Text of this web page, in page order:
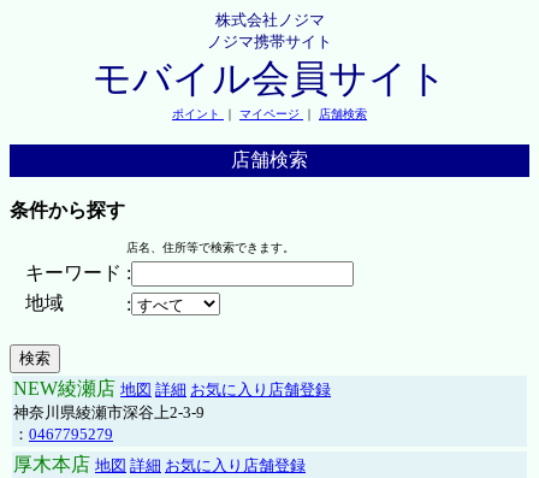
株式会社ノジマ
ノジマ携帯サイト
モバイル会員サイト
ポイント ｜ マイページ ｜ 店舗検索
店舗検索
条件から探す
店名、住所等で検索できます。
キーワード :
地域
:
NEW綾瀬店 地図 詳細 お気に入り店舗登録
神奈川県綾瀬市深谷上2-3-9
： 0467795279
厚木本店 地図 詳細 お気に入り店舗登録